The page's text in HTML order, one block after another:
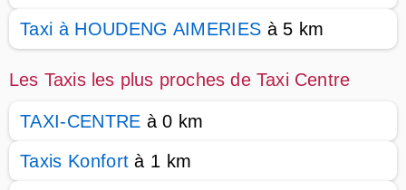
Taxi à HOUDENG AIMERIES à 5 km
Les Taxis les plus proches de Taxi Centre
TAXI-CENTRE à 0 km
Taxis Konfort à 1 km